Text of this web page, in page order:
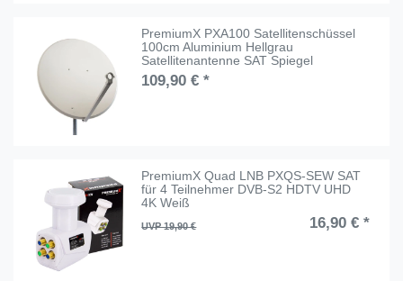
PremiumX PXA100 Satellitenschüssel
100cm Aluminium Hellgrau
Satellitenantenne SAT Spiegel
109,90 € *
PremiumX Quad LNB PXQS-SEW SAT
für 4 Teilnehmer DVB-S2 HDTV UHD
4K Weiß
UVP 19,90 € 16,90 € *